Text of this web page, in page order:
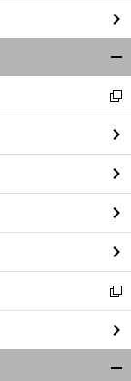
閉
る
新
し
い
ウ
ィ
ン
ド
ウ
で
開
く
新
し
い
ウ
ィ